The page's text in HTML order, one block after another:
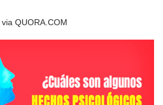
via QUORA.COM